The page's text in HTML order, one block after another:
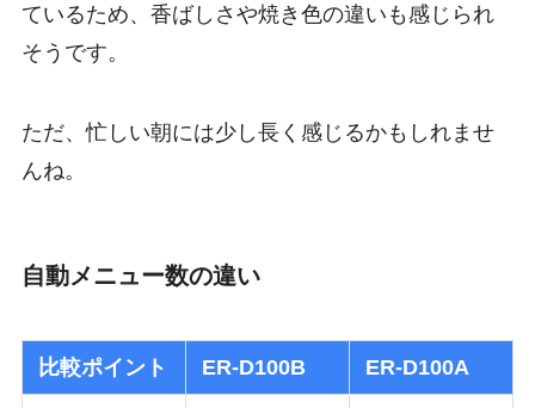
ているため、香ばしさや焼き色の違いも感じられ
そうです。
ただ、忙しい朝には少し長く感じるかもしれませ
んね。
自動メニュー数の違い
比較ポイント ER-D100B ER-D100A